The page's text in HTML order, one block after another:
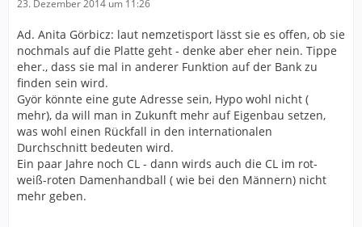
23. Dezember 2014 um 11:26
Ad. Anita Görbicz: laut nemzetisport lässt sie es offen, ob sie
nochmals auf die Platte geht - denke aber eher nein. Tippe
eher., dass sie mal in anderer Funktion auf der Bank zu
finden sein wird.
Györ könnte eine gute Adresse sein, Hypo wohl nicht (
mehr), da will man in Zukunft mehr auf Eigenbau setzen,
was wohl einen Rückfall in den internationalen
Durchschnitt bedeuten wird.
Ein paar Jahre noch CL - dann wirds auch die CL im rot-
weiß-roten Damenhandball ( wie bei den Männern) nicht
mehr geben.